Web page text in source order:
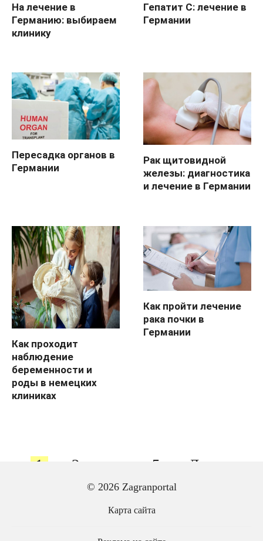
На лечение в
Германию: выбираем
клинику
Гепатит С: лечение в
Германии
Пересадка органов в
Германии
Рак щитовидной
железы: диагностика
и лечение в Германии
Как проходит
наблюдение
беременности и
роды в немецких
клиниках
Как пройти лечение
рака почки в
Германии
Пагинация
1 2 5 Далее
© 2026 Zagranportal
Карта сайта